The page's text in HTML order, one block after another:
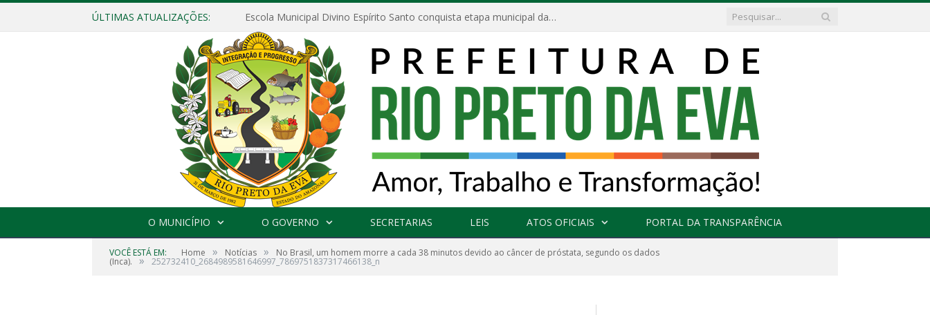
ÚLTIMAS ATUALIZAÇÕES: Escola Municipal Divino Espírito Santo conquista etapa municipal da V Feira Amazonense de Matemática
O MUNICÍPIO O GOVERNO SECRETARIAS LEIS ATOS OFICIAIS PORTAL DA TRANSPARÊNCIA
VOCÊ ESTÁ EM: Home » Notícias » No Brasil, um homem morre a cada 38 minutos devido ao câncer de próstata, segundo os dados
(Inca). » 252732410_2684989581646997_7869751837317466138_n